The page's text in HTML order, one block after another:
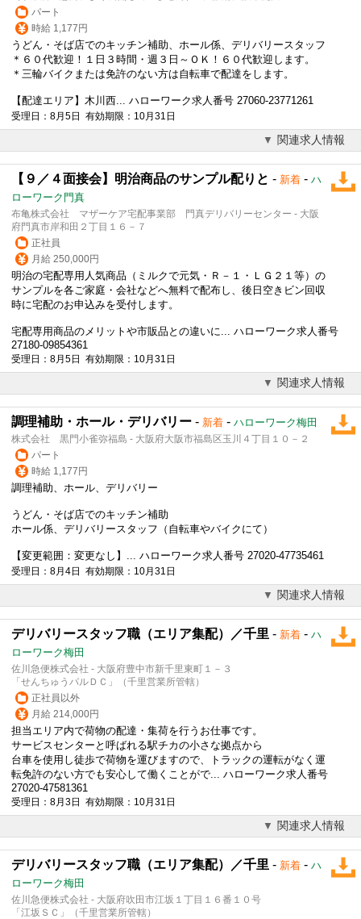
パート
時給 1,177円
うどん・そば店でのキッチン補助、ホール係、 デリバリー スタッフ
＊６０代歓迎！１日３時間・週３日～ＯＫ！６０代歓迎します。
＊三輪バイクまたは免許のない方は自転車で配達をします。
【配達エリア】木川西... ハローワーク求人番号 27060-23771261
受理日：8月5日 有効期限：10月31日
関連求人情報
【９／４面接会】明治商品のサンプル配りと - 新着 - ハ
ローワーク門真
布亀株式会社 マザーケア宅配事業部 門真デリバリーセンター - 大阪
府門真市岸和田２丁目１６－７
正社員
月給 250,000円
明治の宅配専用人気商品（ミルクで元気・Ｒ－１・ＬＧ２１等）の
サンプルを各ご家庭・会社などへ無料で配布し、後日空きビン回収
時に宅配のお申込みを受付します。
宅配専用商品のメリットや市販品との違いに... ハローワーク求人番号
27180-09854361
受理日：8月5日 有効期限：10月31日
関連求人情報
調理補助・ホール・デリバリー - 新着 - ハローワーク梅田
株式会社 黒門小雀弥福島 - 大阪府大阪市福島区玉川４丁目１０－２
パート
時給 1,177円
調理補助、ホール、 デリバリー
うどん・そば店でのキッチン補助
ホール係、 デリバリー スタッフ（自転車やバイクにて）
【変更範囲：変更なし】... ハローワーク求人番号 27020-47735461
受理日：8月4日 有効期限：10月31日
関連求人情報
デリバリースタッフ職（エリア集配）／千里 - 新着 - ハ
ローワーク梅田
佐川急便株式会社 - 大阪府豊中市新千里東町１－３
「せんちゅうパルＤＣ」（千里営業所管轄）
正社員以外
月給 214,000円
担当エリア内で荷物の配達・集荷を行うお仕事です。
サービスセンターと呼ばれる駅チカの小さな拠点から
台車を使用し徒歩で荷物を運びますので、トラックの運転がなく運
転免許のない方でも安心して働くことがで... ハローワーク求人番号
27020-47581361
受理日：8月3日 有効期限：10月31日
関連求人情報
デリバリースタッフ職（エリア集配）／千里 - 新着 - ハ
ローワーク梅田
佐川急便株式会社 - 大阪府吹田市江坂１丁目１６番１０号
「江坂ＳＣ」（千里営業所管轄）